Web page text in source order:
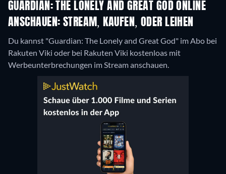
GUARDIAN: THE LONELY AND GREAT GOD ONLINE
ANSCHAUEN: STREAM, KAUFEN, ODER LEIHEN
Du kannst "Guardian: The Lonely and Great God" im Abo bei
Rakuten Viki oder bei Rakuten Viki kostenloas mit
Werbeunterbrechungen im Stream anschauen.